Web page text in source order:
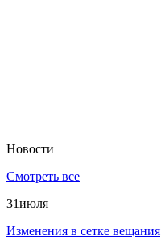
Новости
Смотреть все
31июля
Изменения в сетке вещания